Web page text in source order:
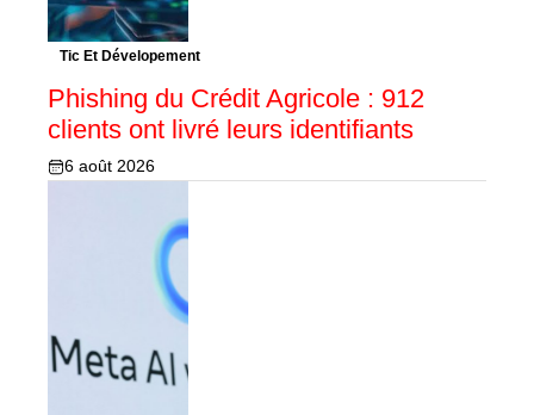
Tic Et Dévelopement
Phishing du Crédit Agricole : 912
clients ont livré leurs identifiants
6 août 2026